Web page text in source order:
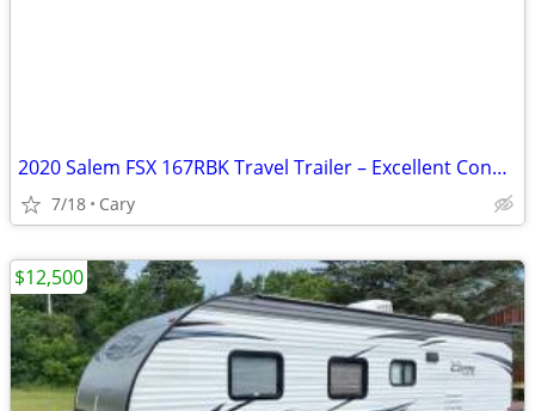
2020 Salem FSX 167RBK Travel Trailer – Excellent Condition
7/18 Cary
$12,500